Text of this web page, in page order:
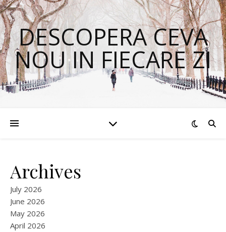
DESCOPERA CEVA
NOU IN FIECARE ZI
Archives
July 2026
June 2026
May 2026
April 2026